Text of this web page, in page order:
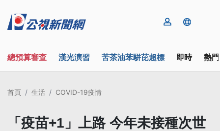
總預算審查 漢光演習 苦茶油苯駢芘超標 即時 熱
首頁 生活 COVID-19疫情
「疫苗+1」上路 今年未接種次世